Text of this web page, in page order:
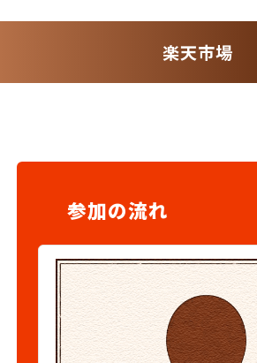
楽天市場
参加の流れ